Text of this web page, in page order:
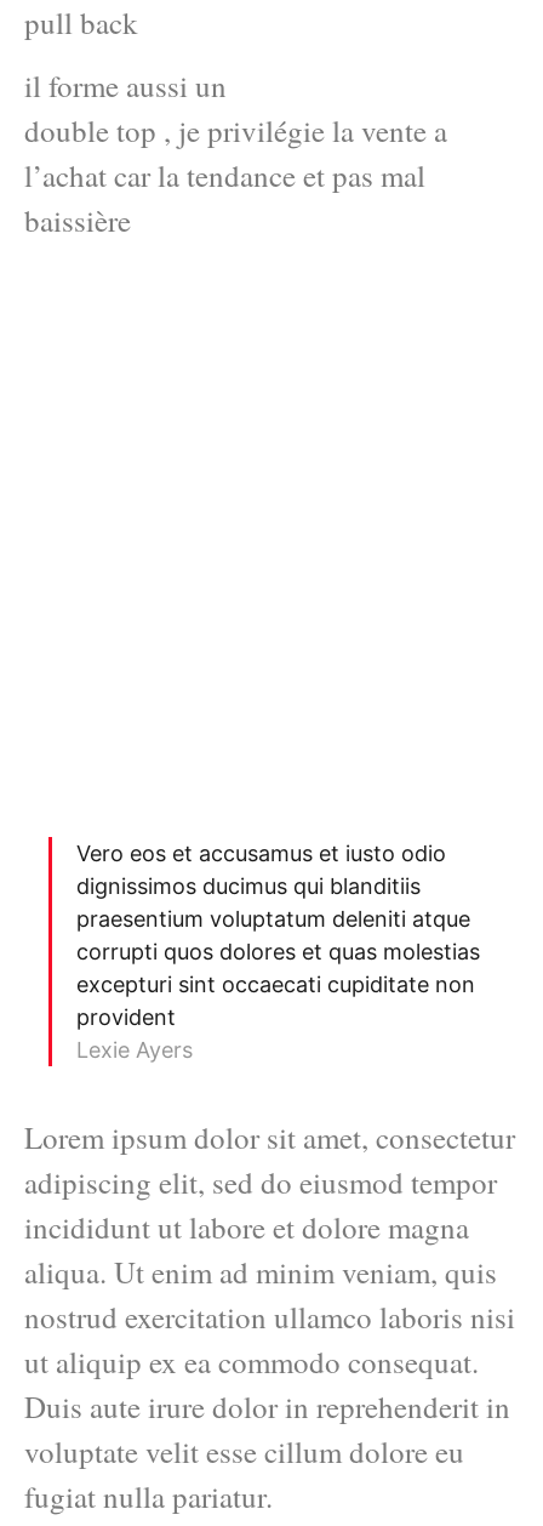
pull back
il forme aussi un
double top , je privilégie la vente a
l’achat car la tendance et pas mal
baissière
Vero eos et accusamus et iusto odio
dignissimos ducimus qui blanditiis
praesentium voluptatum deleniti atque
corrupti quos dolores et quas molestias
excepturi sint occaecati cupiditate non
provident
Lexie Ayers
Lorem ipsum dolor sit amet, consectetur
adipiscing elit, sed do eiusmod tempor
incididunt ut labore et dolore magna
aliqua. Ut enim ad minim veniam, quis
nostrud exercitation ullamco laboris nisi
ut aliquip ex ea commodo consequat.
Duis aute irure dolor in reprehenderit in
voluptate velit esse cillum dolore eu
fugiat nulla pariatur.